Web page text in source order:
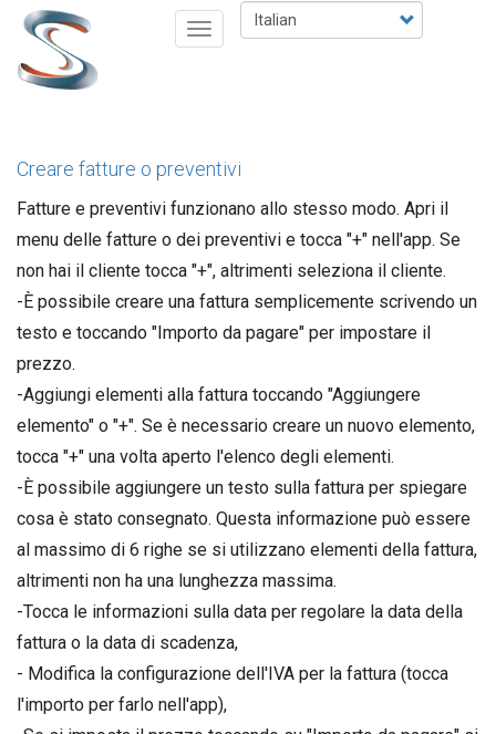
Salta
contenuto
principale
Select
your
Toggle
Creare fatture o preventivi
Fatture e preventivi funzionano allo stesso modo. Apri il
menu delle fatture o dei preventivi e tocca "+" nell'app. Se
non hai il cliente tocca "+", altrimenti seleziona il cliente.
-È possibile creare una fattura semplicemente scrivendo un
testo e toccando "Importo da pagare" per impostare il
prezzo.
-Aggiungi elementi alla fattura toccando "Aggiungere
elemento" o "+". Se è necessario creare un nuovo elemento,
tocca "+" una volta aperto l'elenco degli elementi.
-È possibile aggiungere un testo sulla fattura per spiegare
cosa è stato consegnato. Questa informazione può essere
al massimo di 6 righe se si utilizzano elementi della fattura,
altrimenti non ha una lunghezza massima.
-Tocca le informazioni sulla data per regolare la data della
fattura o la data di scadenza,
- Modifica la configurazione dell'IVA per la fattura (tocca
l'importo per farlo nell'app),